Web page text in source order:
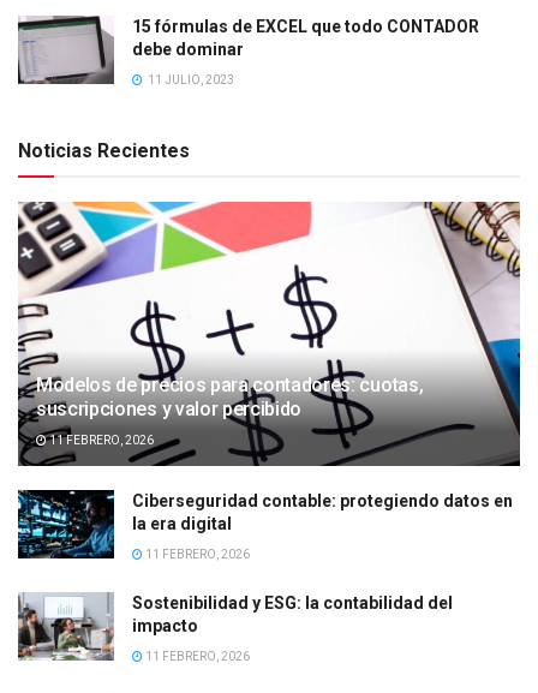
15 fórmulas de EXCEL que todo CONTADOR
debe dominar
11 JULIO, 2023
Noticias Recientes
Modelos de precios para contadores: cuotas,
suscripciones y valor percibido
11 FEBRERO, 2026
Ciberseguridad contable: protegiendo datos en
la era digital
11 FEBRERO, 2026
Sostenibilidad y ESG: la contabilidad del
impacto
11 FEBRERO, 2026